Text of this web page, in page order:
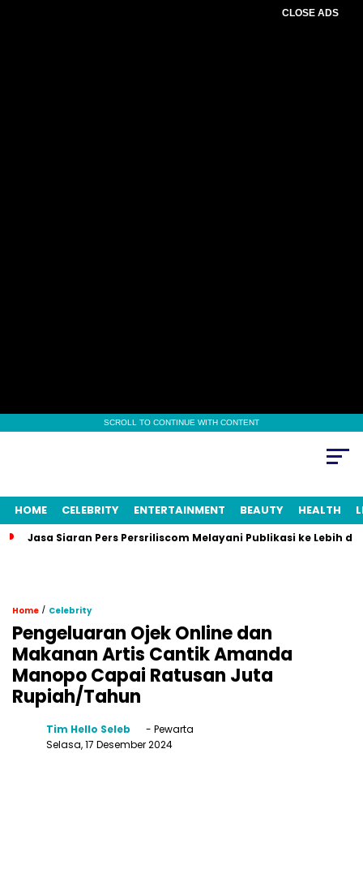
CLOSE ADS
SCROLL TO CONTINUE WITH CONTENT
HOME CELEBRITY ENTERTAINMENT BEAUTY HEALTH
Jasa Siaran Pers Persriliscom Melayani Publikasi ke Lebih
Home / Celebrity
Pengeluaran Ojek Online dan
Makanan Artis Cantik Amanda
Manopo Capai Ratusan Juta
Rupiah/Tahun
Tim Hello Seleb
- Pewarta
Selasa, 17 Desember 2024